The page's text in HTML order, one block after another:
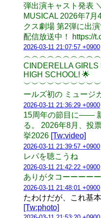
弾出演キャスト発表
MUSICAL 2026年7月
クス劇場 第2弾に出
配信放送中！ https://
2026-03-11 21:07:57 +0900
CINDERELLA GIRLS
HIGH SCHOOL! 🌟
ールズ初の ミュージ
2026-03-11 21:36:29 +0900
15周年の節目に――
る。 2026年8月、投
挙2026 [Tw:video]
2026-03-11 21:39:57 +0900
レパを聴こうね
2026-03-11 21:42:22 +0900
ありがタコーーーー
2026-03-11 21:48:01 +0900
たわけだが、これ基
[Tw:photo]